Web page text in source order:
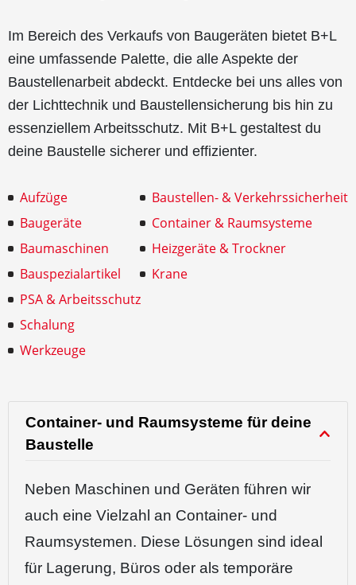
Im Bereich des Verkaufs von Baugeräten bietet B+L
eine umfassende Palette, die alle Aspekte der
Baustellenarbeit abdeckt. Entdecke bei uns alles von
der Lichttechnik und Baustellensicherung bis hin zu
essenziellem Arbeitsschutz. Mit B+L gestaltest du
deine Baustelle sicherer und effizienter.
Aufzüge
Baugeräte
Baumaschinen
Bauspezialartikel
Baustellen- & Verkehrssicherheit
Container & Raumsysteme
Heizgeräte & Trockner
Krane
PSA & Arbeitsschutz
Schalung
Werkzeuge
Container- und Raumsysteme für deine
Baustelle
Neben Maschinen und Geräten führen wir
auch eine Vielzahl an Container- und
Raumsystemen. Diese Lösungen sind ideal
für Lagerung, Büros oder als temporäre